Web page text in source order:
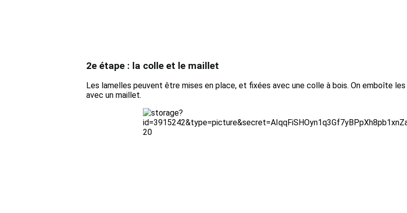
2e étape : la colle et le maillet
Les lamelles peuvent être mises en place, et fixées avec une colle à bois. On emboîte
avec un maillet.